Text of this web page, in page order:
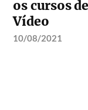
os cursos de
Vídeo
10/08/2021